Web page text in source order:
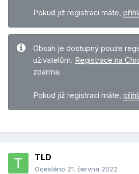
Pokud již registraci máte,
Obsah je dostupný pouze
uživatelům. Registrace na
zdarma.
Pokud již registraci máte,
TLD
Odesláno 21. června 2022